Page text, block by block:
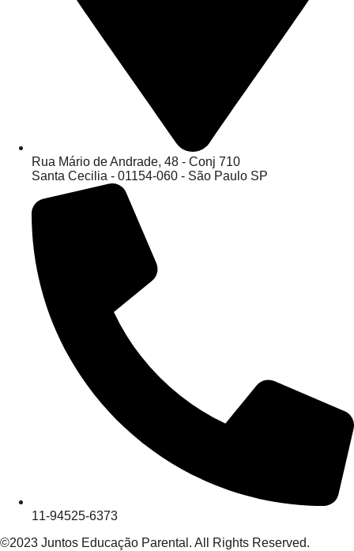
Rua Mário de Andrade, 48 - Conj 710
Santa Cecilia - 01154-060 - São Paulo SP
11-94525-6373
©2023 Juntos Educação Parental. All Rights Reserved.